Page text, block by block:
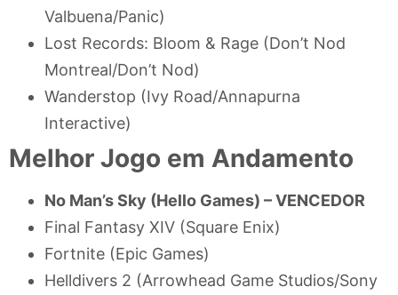
Valbuena/Panic)
Lost Records: Bloom & Rage (Don’t Nod
Montreal/Don’t Nod)
Wanderstop (Ivy Road/Annapurna
Interactive)
Melhor Jogo em Andamento
No Man’s Sky (Hello Games) –VENCEDOR
Final Fantasy XIV (Square Enix)
Fortnite (Epic Games)
Helldivers 2 (Arrowhead Game Studios/Sony